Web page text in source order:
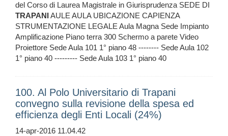
del Corso di Laurea Magistrale in Giurisprudenza SEDE DI
TRAPANIAULE AULA UBICAZIONE CAPIENZA
STRUMENTAZIONE LEGALE Aula Magna Sede Impianto
Amplificazione Piano terra 300 Schermo a parete Video
Proiettore Sede Aula 101 1° piano 48 -------- Sede Aula 102
1° piano 40 --------- Sede Aula 103 1° piano 40
100. Al Polo Universitario di Trapani
convegno sulla revisione della spesa ed
efficienza degli Enti Locali (24%)
14-apr-2016 11.04.42